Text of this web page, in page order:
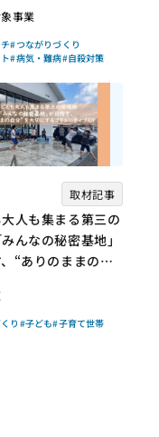
事業
#つながりづくり
#病気・難病#自殺対策
取材記事
人も集まる第三の
んなの秘密基地」
“ありのままの自
り #子ども#子育て世帯